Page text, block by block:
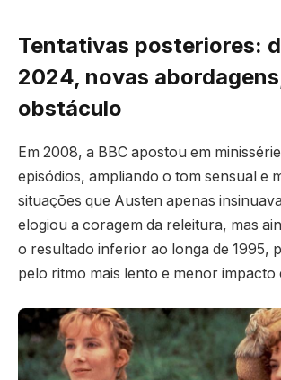
Tentativas posteriores:
2024, novas
obstáculo
Em 2008, a BBC apostou em
episódios, ampliando o tom sensual e
situações que Austen apenas
elogiou a coragem da releitura, mas
o resultado inferior ao longa de 1995,
pelo ritmo mais lento e menor impacto